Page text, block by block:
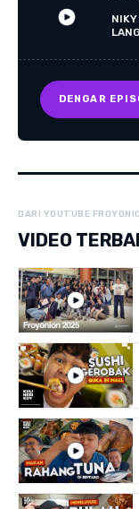
DENGAR
DARI YOUTUBE
VIDEO